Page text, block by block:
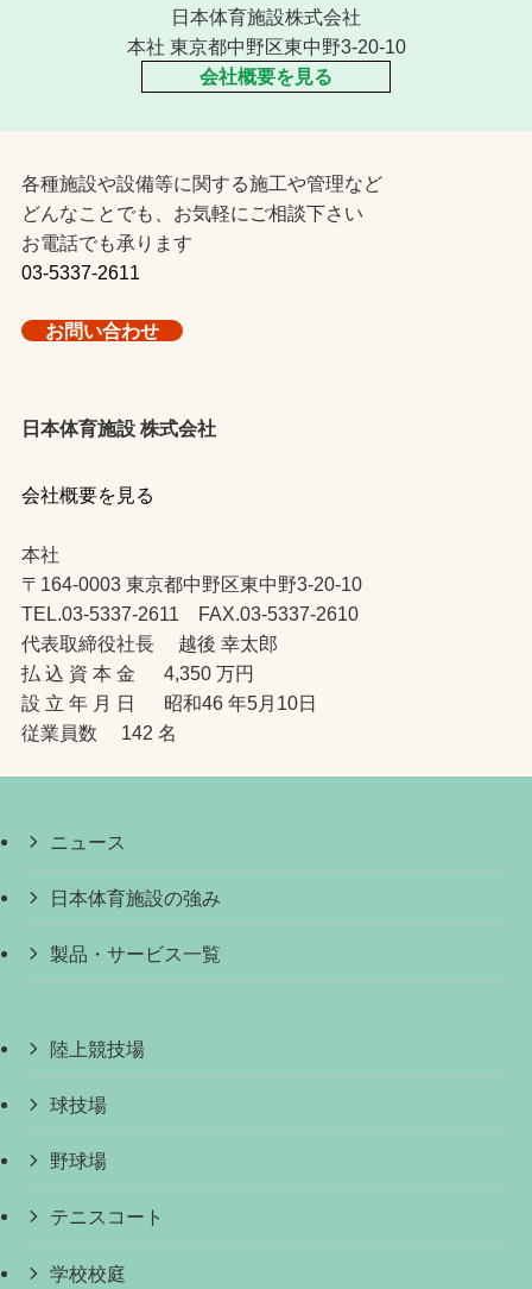
日本体育施設株式会社
本社 東京都中野区東中野3-20-10
会社概要を見る
各種施設や設備等に関する施工や管理など
どんなことでも、お気軽にご相談下さい
お電話でも承ります
03-5337-2611
お問い合わせ
日本体育施設 株式会社
会社概要を見る
本社
〒164-0003 東京都中野区東中野3-20-10
TEL.03-5337-2611 FAX.03-5337-2610
代表取締役社長 越後 幸太郎
払 込 資 本 金 4,350 万円
設 立 年 月 日 昭和46 年5月10日
従業員数 142 名
ニュース
日本体育施設の強み
製品・サービス一覧
陸上競技場
球技場
野球場
テニスコート
学校校庭